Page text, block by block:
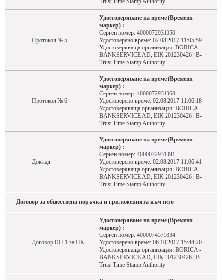
Trust Time Stamp Authority
Протокол № 5
Удостоверяване на време (Времеви
маркер) :
Сериен номер: 4000072931050
Удостоверено време: 02.08.2017 11:05:59
Удостоверяваща организация: BORICA -
BANKSERVICE AD, EIK 201230426 | B-
Trust Time Stamp Authority
Протокол № 6
Удостоверяване на време (Времеви
маркер) :
Сериен номер: 4000072931068
Удостоверено време: 02.08.2017 11:06:18
Удостоверяваща организация: BORICA -
BANKSERVICE AD, EIK 201230426 | B-
Trust Time Stamp Authority
Доклад
Удостоверяване на време (Времеви
маркер) :
Сериен номер: 4000072931091
Удостоверено време: 02.08.2017 11:06:41
Удостоверяваща организация: BORICA -
BANKSERVICE AD, EIK 201230426 | B-
Trust Time Stamp Authority
Договор за обществена поръчка и приложенията към него
Договор ОП 1 за ПК
Удостоверяване на време (Времеви
маркер) :
Сериен номер: 4000074575334
Удостоверено време: 06.10.2017 15:44:20
Удостоверяваща организация: BORICA -
BANKSERVICE AD, EIK 201230426 | B-
Trust Time Stamp Authority